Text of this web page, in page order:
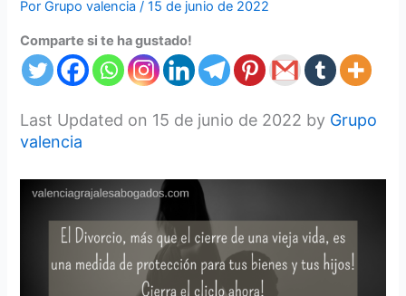
PorGrupo valencia/15 de junio de 2022
Comparte si te ha gustado!
Last Updated on 15 de junio de 2022 by Grupo
valencia